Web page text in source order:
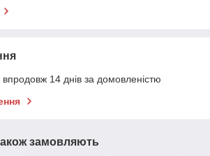
14 днів за домовленістю
замовляють